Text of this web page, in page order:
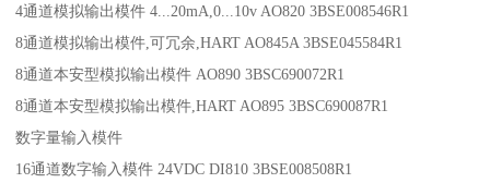
4通道模拟输出模件 4...20mA,0...10v AO820 3BSE008546R1
8通道模拟输出模件,可冗余,HART AO845A 3BSE045584R1
8通道本安型模拟输出模件 AO890 3BSC690072R1
8通道本安型模拟输出模件,HART AO895 3BSC690087R1
数字量输入模件
16通道数字输入模件 24VDC DI810 3BSE008508R1